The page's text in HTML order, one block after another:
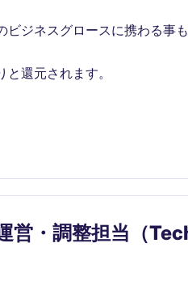
ビジネスグロースに携わる事
還元されます。
営・調整担当（